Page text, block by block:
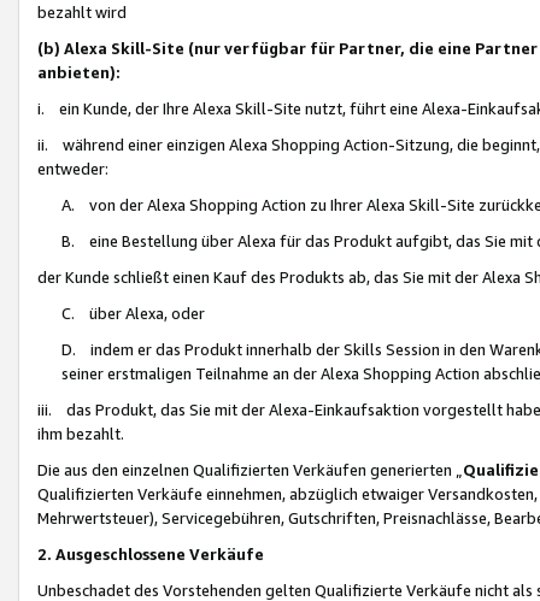
bezahlt wird
(b) Alexa Skill-Site (nur verfügbar für Partner, die eine
anbieten):
i. ein Kunde, der Ihre Alexa Skill-Site nutzt, führt eine Alexa-
ii. während einer einzigen Alexa Shopping Action-Sitzung, die
entweder:
A. von der Alexa Shopping Action zu Ihrer Alexa Skill-Site
B. eine Bestellung über Alexa für das Produkt aufgibt, das Sie mit
der Kunde schließt einen Kauf des Produkts ab, das Sie mit der Alexa
C. über Alexa, oder
D. indem er das Produkt innerhalb der Skills Session in den
seiner erstmaligen Teilnahme an der Alexa Shopping Action
iii. das Produkt, das Sie mit der Alexa-Einkaufsaktion vorgestellt
ihm bezahlt.
Die aus den einzelnen Qualifizierten Verkäufen generierten „
Qualifizierten Verkäufe einnehmen, abzüglich etwaiger
Mehrwertsteuer), Servicegebühren, Gutschriften, Preisnachlässe,
2. Ausgeschlossene Verkäufe
Unbeschadet des Vorstehenden gelten Qualifizierte Verkäufe nicht